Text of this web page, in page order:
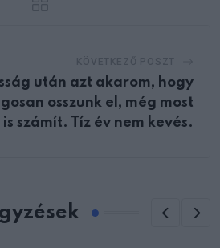
után azt akarom, hogy
osszunk el, még most
is számít. Tíz év nem kevés.